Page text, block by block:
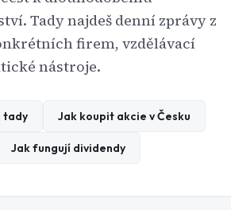
Tady najdeš denní zprávy z
firem, vzdělávací
nástroje.
tady Jak koupit akcie v Česku
Jak fungují dividendy